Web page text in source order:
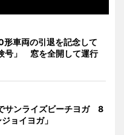
車両の引退を記念して
号」 窓を全開して運行
サンライズビーチヨガ 8
ョイヨガ」